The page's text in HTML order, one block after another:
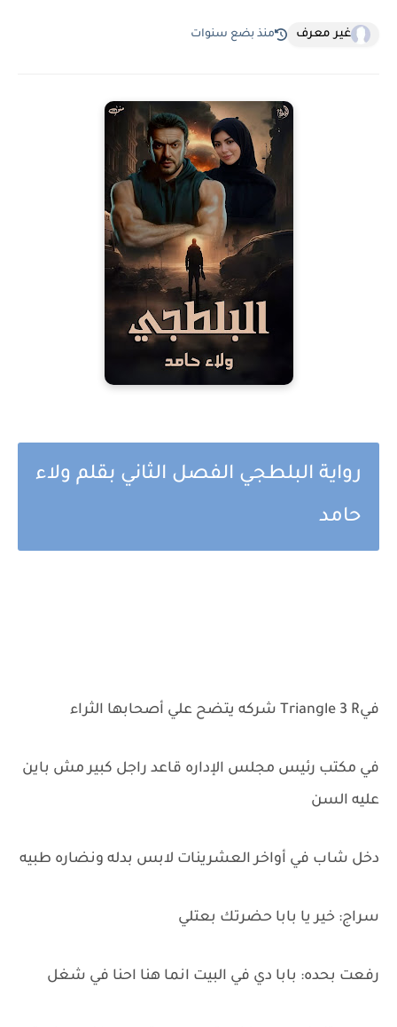
غير معرف منذ بضع سنوات
رواية البلطجي الفصل الثاني بقلم ولاء
حامد
فيTriangle 3 R شركه يتضح علي أصحابها الثراء
في مكتب رئيس مجلس الإداره قاعد راجل كبير مش باين
عليه السن
دخل شاب في أواخر العشرينات لابس بدله ونضاره طبيه
سراج: خير يا بابا حضرتك بعتلي
رفعت بحده: بابا دي في البيت انما هنا احنا في شغل